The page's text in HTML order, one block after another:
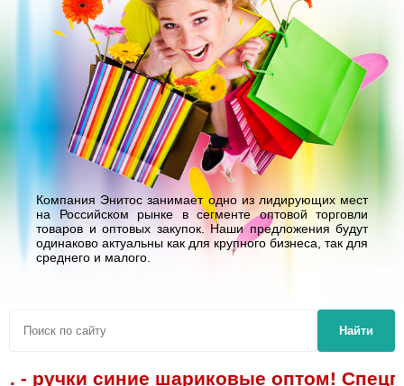
Компания Энитос занимает одно из лидирующих мест
на Российском рынке в сегменте оптовой торговли
товаров и оптовых закупок. Наши предложения будут
одинаково актуальны как для крупного бизнеса, так для
среднего и малого.
Найти
- ручки синие шариковые оптом!